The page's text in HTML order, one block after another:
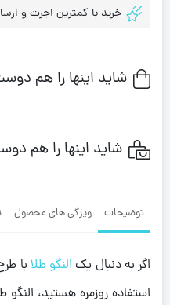
خرید با کمترین اجرت و
شاید اینها را هم
شاید اینها را هم
توضیحات ویژگی های محصول
اگر به دنبال یک النگو طلا با